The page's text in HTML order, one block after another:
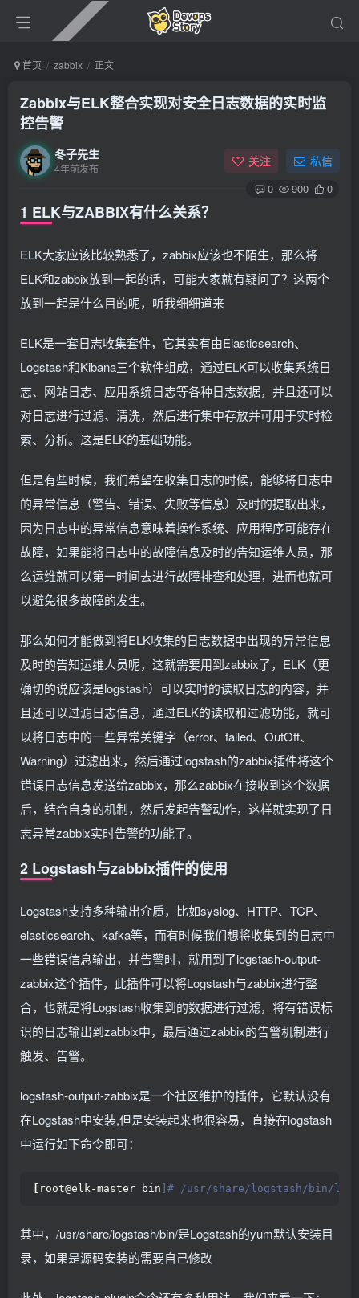
首页 zabbix 正文
Zabbix与ELK整合实现对安全日志数据的实时监
控告警
冬子先生
4年前发布 关注 私信
0 900 0
1 ELK与ZABBIX有什么关系？
ELK大家应该比较熟悉了，zabbix应该也不陌生，那么将
ELK和zabbix放到一起的话，可能大家就有疑问了？这两个
放到一起是什么目的呢，听我细细道来
ELK是一套日志收集套件，它其实有由Elasticsearch、
Logstash和Kibana三个软件组成，通过ELK可以收集系统日
志、网站日志、应用系统日志等各种日志数据，并且还可以
对日志进行过滤、清洗，然后进行集中存放并可用于实时检
索、分析。这是ELK的基础功能。
但是有些时候，我们希望在收集日志的时候，能够将日志中
的异常信息（警告、错误、失败等信息）及时的提取出来，
因为日志中的异常信息意味着操作系统、应用程序可能存在
故障，如果能将日志中的故障信息及时的告知运维人员，那
么运维就可以第一时间去进行故障排查和处理，进而也就可
以避免很多故障的发生。
那么如何才能做到将ELK收集的日志数据中出现的异常信息
及时的告知运维人员呢，这就需要用到zabbix了，ELK（更
确切的说应该是logstash）可以实时的读取日志的内容，并
且还可以过滤日志信息，通过ELK的读取和过滤功能，就可
以将日志中的一些异常关键字（error、failed、OutOff、
Warning）过滤出来，然后通过logstash的zabbix插件将这个
错误日志信息发送给zabbix，那么zabbix在接收到这个数据
后，结合自身的机制，然后发起告警动作，这样就实现了日
志异常zabbix实时告警的功能了。
2 Logstash与zabbix插件的使用
Logstash支持多种输出介质，比如syslog、HTTP、TCP、
elasticsearch、kafka等，而有时候我们想将收集到的日志中
一些错误信息输出，并告警时，就用到了logstash-output-
zabbix这个插件，此插件可以将Logstash与zabbix进行整
合，也就是将Logstash收集到的数据进行过滤，将有错误标
识的日志输出到zabbix中，最后通过zabbix的告警机制进行
触发、告警。
logstash-output-zabbix是一个社区维护的插件，它默认没有
在Logstash中安装,但是安装起来也很容易，直接在logstash
中运行如下命令即可：
root@elk-master bin ]# /usr/share/logstash/bin/
其中，/usr/share/logstash/bin/是Logstash的yum默认安装目
录，如果是源码安装的需要自己修改